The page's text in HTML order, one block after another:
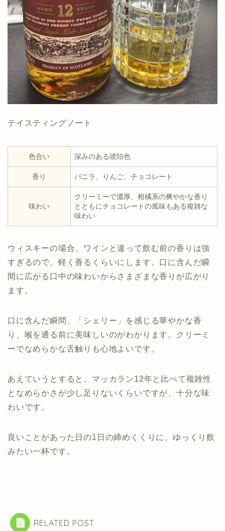
テイスティングノート
色合い 深みのある琥珀色
香り バニラ、りんご、チョコレート
味わい
クリーミーで濃厚。柑橘系の爽やかな香り
とともにチョコレートの風味もある複雑な
味わい
ウィスキーの場合、ワインと違って飲む前の香りは強
すぎるので、軽く香るくらいにします。口に含んだ瞬
間に広がる口中の味わいからさまざまな香りが広がり
ます。
口に含んだ瞬間、「シェリー」を感じる華やかな香
り、喉を通る前に美味しいのがわかります。クリーミ
ーでなめらかな舌触りも心地よいです。
あえていうとすると、マッカラン12年と比べて複雑性
となめらかさが少し足りないくらいですが、十分な味
わいです。
良いことがあった日の1日の締めくくりに、ゆっくり飲
みたい一杯です。
RELATED POST